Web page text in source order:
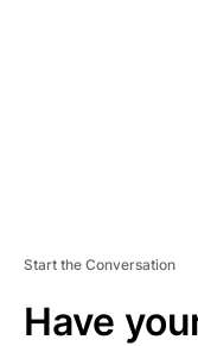
Start the Conversation
Have